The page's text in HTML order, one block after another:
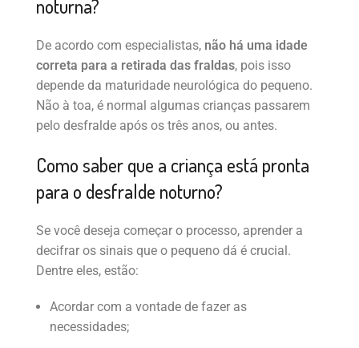
noturna?
De acordo com especialistas, não há uma idade
correta para a retirada das fraldas, pois isso
depende da maturidade neurológica do pequeno.
Não à toa, é normal algumas crianças passarem
pelo desfralde após os três anos, ou antes.
Como saber que a criança está pronta
para o desfralde noturno?
Se você deseja começar o processo, aprender a
decifrar os sinais que o pequeno dá é crucial.
Dentre eles, estão:
Acordar com a vontade de fazer as
necessidades;